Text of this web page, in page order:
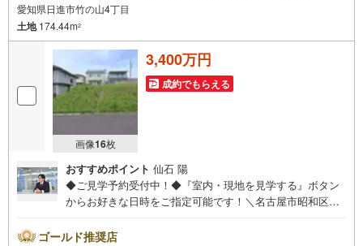
愛知県日進市竹の山4丁目
土地174.44m2
画像16枚
3,400万円
成約でもらえる
おすすめポイント 仙石 陽
◆ご見学予約受付中！◆『室内・現地を見学する』ボタン
からお好きな日時をご指定可能です！＼名古屋市昭和区、
名古屋市昭和区、天白区の直接のご売却依頼を数多くいた
ゴールド推奨店